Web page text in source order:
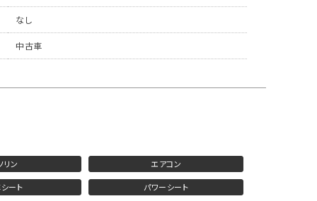
なし
中古車
リン エアコン
ート パワーシート